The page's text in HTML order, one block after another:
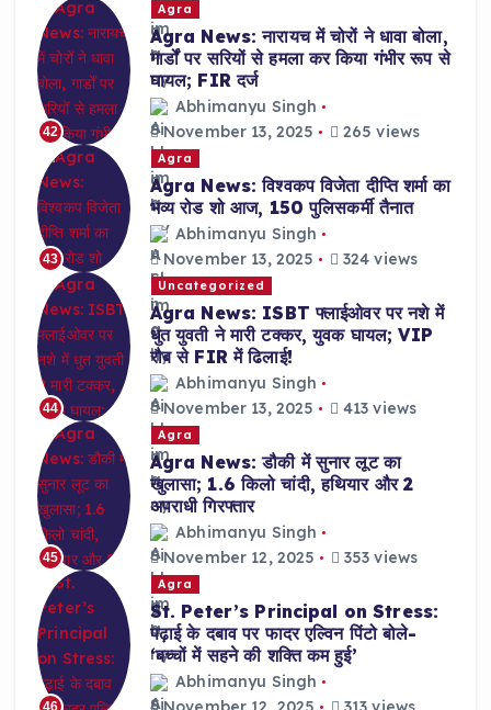
42
Agra
Agra News: नारायच में चोरों ने धावा बोला,
गार्डों पर सरियों से हमला कर किया गंभीर रूप से
घायल; FIR दर्ज
Abhimanyu Singh
November 13, 2025
265 views
43
Agra
Agra News: विश्वकप विजेता दीप्ति शर्मा का
भव्य रोड शो आज, 150 पुलिसकर्मी तैनात
Abhimanyu Singh
November 13, 2025
324 views
44
Uncategorized
Agra News: ISBT फ्लाईओवर पर नशे में
धुत युवती ने मारी टक्कर, युवक घायल; VIP
रौब से FIR में ढिलाई!
Abhimanyu Singh
November 13, 2025
413 views
45
Agra
Agra News: डौकी में सुनार लूट का
खुलासा; 1.6 किलो चांदी, हथियार और 2
अपराधी गिरफ्तार
Abhimanyu Singh
November 12, 2025
353 views
Agra
St. Peter’s Principal on Stress:
पढ़ाई के दबाव पर फादर एल्विन पिंटो बोले-
‘बच्चों में सहने की शक्ति कम हुई’
Abhimanyu Singh